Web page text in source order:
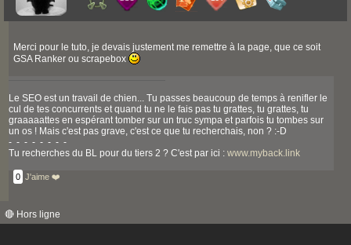
Merci pour le tuto, je devais justement me remettre à la page, que ce soit
GSA Ranker ou scrapebox
Le SEO est un travail de chien... Tu passes beaucoup de temps à renifler le
cul de tes concurrents et quand tu ne le fais pas tu grattes, tu grattes, tu
graaaaattes en espérant tomber sur un truc sympa et parfois tu tombes sur
un os ! Mais c'est pas grave, c'est ce que tu recherchais, non ? :-D
- - - - - - - -
Tu recherches du BL pour du tiers 2 ? C'est par ici : www.myback.link
0 J'aime ❤️
🔴 Hors ligne